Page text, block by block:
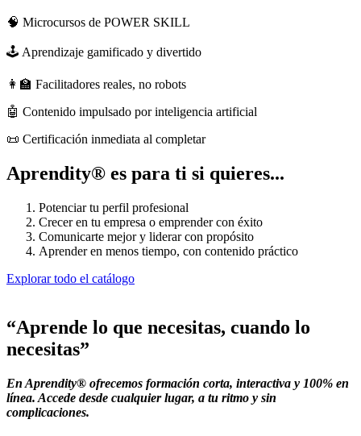
🧠 Microcursos de POWER SKILL
🕹️ Aprendizaje gamificado y divertido
👩‍🏫 Facilitadores reales, no robots
🤖 Contenido impulsado por inteligencia artificial
📜 Certificación inmediata al completar
Aprendity® es para ti si quieres...
Potenciar tu perfil profesional
Crecer en tu empresa o emprender con éxito
Comunicarte mejor y liderar con propósito
Aprender en menos tiempo, con contenido práctico
Explorar todo el catálogo
“Aprende lo que necesitas, cuando lo
necesitas”
En Aprendity® ofrecemos formación corta, interactiva y 100% en
línea. Accede desde cualquier lugar, a tu ritmo y sin
complicaciones.